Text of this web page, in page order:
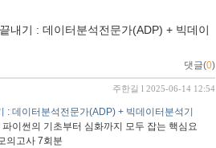
내기 : 데이터분석전문가(ADP) + 빅데이
댓글(0)
주한길 l 2025-06-14 12:54
데이터분석전문가(ADP) + 빅데이터분석기
이썬의 기초부터 심화까지 모두 잡는 핵심요
의고사 7회분